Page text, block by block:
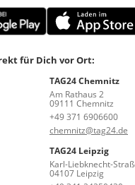
für Dich vor Ort:
TAG24 Chemnitz
Am Rathaus 2
09111 Chemnitz
+49 371 6906600
chemnitz@tag24.de
TAG24 Leipzig
Karl-Liebknecht-
04107 Leipzig